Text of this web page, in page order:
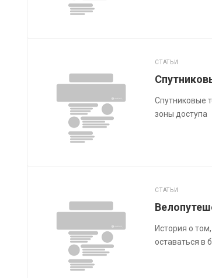
СТАТЬИ
Спутниковые
зоны доступа
СТАТЬИ
История о
оставаться в